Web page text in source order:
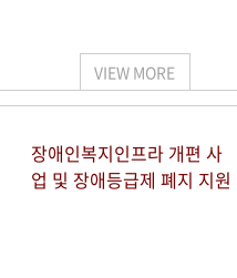
VIEW MORE
장애인복지인프라 개편 사
업 및 장애등급제 폐지 지원